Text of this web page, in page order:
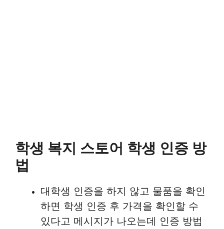
학생 복지 스토어 학생 인증 방
법
대학생 인증을 하지 않고 물품을 확인
하면 학생 인증 후 가격을 확인할 수
있다고 메시지가 나오는데 인증 방법